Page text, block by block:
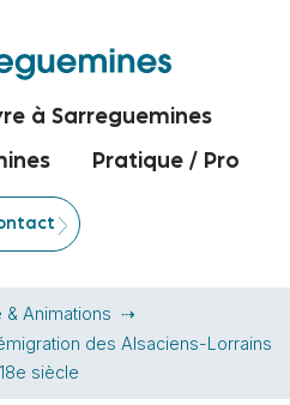
à Sarreguemines
Pratique / Pro
& Animations
des Alsaciens-Lorrains
siècle